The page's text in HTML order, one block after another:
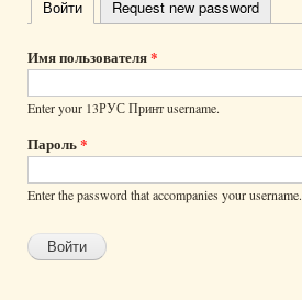
Главные
вкладки
Войти (активная вкладка)
Request new password
Имя пользователя*
Enter your 13РУС Принт username.
Пароль*
Enter the password that accompanies your username.